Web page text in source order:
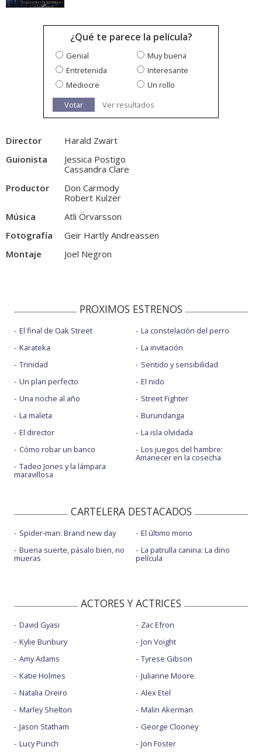
¿Qué te parece la película?
Genial
Muy buena
Entretenida
Interesante
Mediocre
Un rollo
Votar
Ver resultados
Director
Harald Zwart
Guionista
Jessica Postigo
Cassandra Clare
Productor
Don Carmody
Robert Kulzer
Música
Atli Örvarsson
Fotografía
Geir Hartly Andreassen
Montaje
Joel Negron
PROXIMOS ESTRENOS
El final de Oak Street
Karateka
Trinidad
Un plan perfecto
Una noche al año
La maleta
El director
Cómo robar un banco
Tadeo Jones y la lámpara
maravillosa
La constelación del perro
La invitación
Sentido y sensibilidad
El nido
Street Fighter
Burundanga
La isla olvidada
Los juegos del hambre:
Amanecer en la cosecha
CARTELERA DESTACADOS
Spider-man: Brand new day
Buena suerte, pásalo bien, no
mueras
El último mono
La patrulla canina: La dino
película
ACTORES Y ACTRICES
David Gyasi
Kylie Bunbury
Amy Adams
Katie Holmes
Natalia Oreiro
Marley Shelton
Jason Statham
Lucy Punch
Zac Efron
Jon Voight
Tyrese Gibson
Julianne Moore
Alex Etel
Malin Akerman
George Clooney
Jon Foster